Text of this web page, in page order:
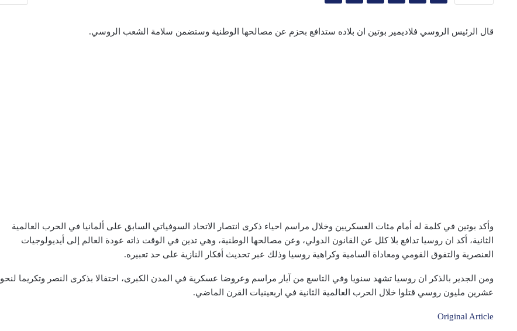
قال الرئيس الروسي فلاديمير بوتين ان بلاده ستدافع بحزم عن مصالحها الوطنية وستضمن سلامة الشعب الروسي.
وأكد بوتين في كلمة له أمام مئات العسكريين وخلال مراسم احياء ذكرى انتصار الاتحاد السوفياتي السابق على ألمانيا في الحرب العالمية
الثانية، أكد ان روسيا تدافع بلا كلل عن القانون الدولي، وعن مصالحها الوطنية، وهي تدين في الوقت ذاته عودة العالم إلى أيديولوجيات
العنصرية والتفوق القومي ومعاداة السامية وكراهية روسيا وذلك عبر تحديث أفكار النازية على حد تعبيره.
ومن الجدير بالذكر ان روسيا تشهد سنويا وفي التاسع من آيار مراسم وعروضا عسكرية في المدن الكبرى، احتفالا بذكرى النصر وتكريما لنحو
عشرين مليون روسي قتلوا خلال الحرب العالمية الثانية في اربعينيات القرن الماضي.
Original Article